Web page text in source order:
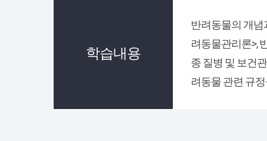
학습내용
반려동물의 개념
려동물관리론>,
종 질병 및 보건
려동물 관련 규